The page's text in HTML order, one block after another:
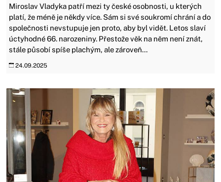
Miroslav Vladyka patří mezi ty české osobnosti, u kterých
platí, že méně je někdy více. Sám si své soukromí chrání a do
společnosti nevstupuje jen proto, aby byl vidět. Letos slaví
úctyhodné 66. narozeniny. Přestože věk na něm není znát,
stále působí spíše plachým, ale zároveň...
24.09.2025